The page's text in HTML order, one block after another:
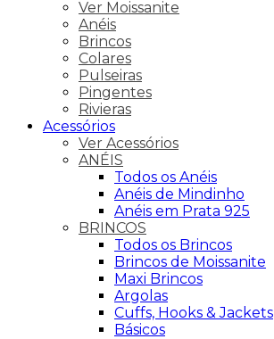
Ver Moissanite
Anéis
Brincos
Colares
Pulseiras
Pingentes
Rivieras
Acessórios
Ver Acessórios
ANÉIS
Todos os Anéis
Anéis de Mindinho
Anéis em Prata 925
BRINCOS
Todos os Brincos
Brincos de Moissanite
Maxi Brincos
Argolas
Cuffs, Hooks & Jackets
Básicos